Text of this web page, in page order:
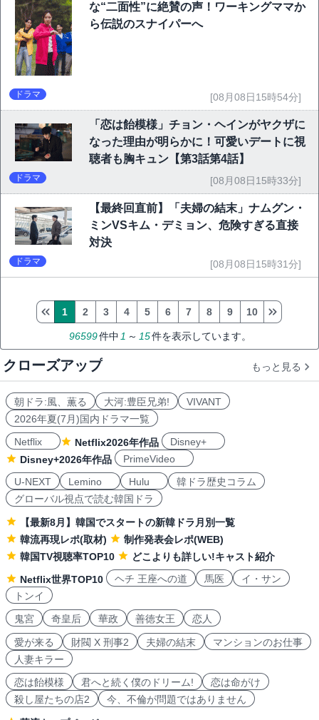
な“二面性”に絶賛の声！ワーキングママか
ら伝説のスナイパーへ
ドラマ [08月08日15時54分]
「恋は飴模様」チョン・ヘインがヤクザに
なった理由が明らかに！可愛いデートに視
聴者も胸キュン【第3話第4話】
ドラマ [08月08日15時33分]
【最終回直前】「夫婦の結末」ナムグン・
ミンVSキム・デミョン、危険すぎる直接
対決
ドラマ [08月08日15時31分]
96599件中 1 ～ 15件を表示しています。
1 2 3 4 5 6 7 8 9 10
クローズアップ もっと見る
朝ドラ:風、薫る 大河:豊臣兄弟!
VIVANT
2026年夏(7月)国内ドラマ一覧
Netflix
Netflix2026年作品
Disney+
Disney+2026年作品
PrimeVideo
U-NEXT
Lemino Hulu
韓ドラ歴史コラム
グローバル視点で読む韓国ドラ
【最新8月】韓国でスタートの新韓ドラ月別一覧
韓流再現レポ(取材)
制作発表会レポ(WEB)
韓国TV視聴率TOP10
どこよりも詳しい!キャスト紹介
Netflix世界TOP10
ヘチ 王座への道 馬医
イ・サン
トンイ
鬼宮
奇皇后 華政 善徳女王 恋人
愛が来る 財閥 X 刑事2 夫婦の結末
マンションのお仕事
人妻キラー
恋は飴模様
君へと続く僕のドリーム!
恋は命がけ
殺し屋たちの店2
今、不倫が問題ではありません